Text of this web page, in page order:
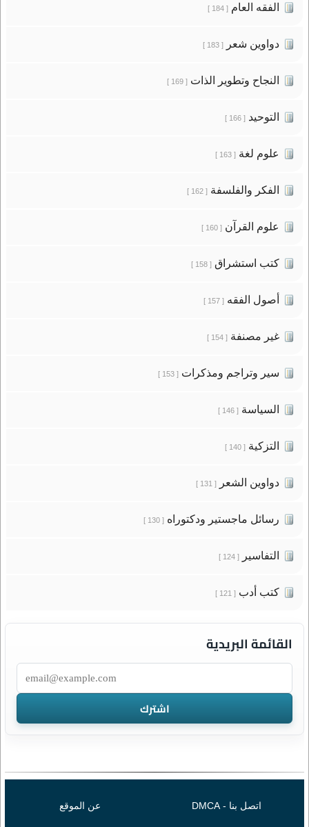
الفقه العام[ 184 ]
دواوين شعر[ 183 ]
النجاح وتطوير الذات[ 169 ]
التوحيد[ 166 ]
علوم لغة[ 163 ]
الفكر والفلسفة[ 162 ]
علوم القرآن[ 160 ]
كتب استشراق[ 158 ]
أصول الفقه[ 157 ]
غير مصنفة[ 154 ]
سير وتراجم ومذكرات[ 153 ]
السياسة[ 146 ]
التزكية[ 140 ]
دواوين الشعر[ 131 ]
رسائل ماجستير ودكتوراه[ 130 ]
التفاسير[ 124 ]
كتب أدب[ 121 ]
القائمة البريدية
اتصل بنا - DMCA عن الموقع